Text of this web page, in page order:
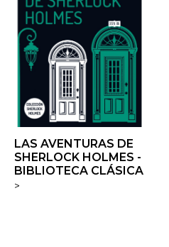
LAS AVENTURAS DE
SHERLOCK HOLMES -
BIBLIOTECA CLÁSICA
>